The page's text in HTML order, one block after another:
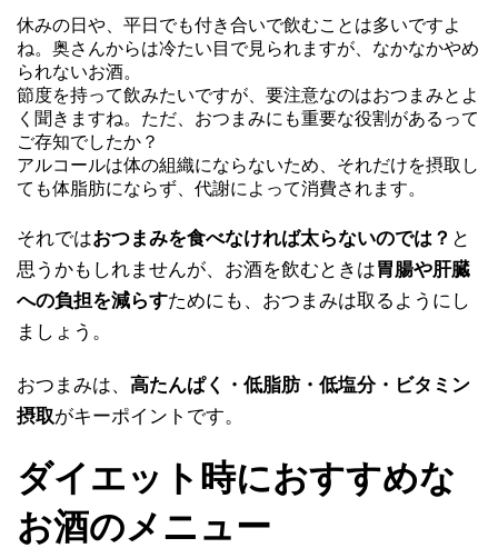
休みの日や、平日でも付き合いで飲むことは多いですよ
ね。奥さんからは冷たい目で見られますが、なかなかやめ
られないお酒。
節度を持って飲みたいですが、要注意なのはおつまみとよ
く聞きますね。ただ、おつまみにも重要な役割があるって
ご存知でしたか？
アルコールは体の組織にならないため、それだけを摂取し
ても体脂肪にならず、代謝によって消費されます。
それではおつまみを食べなければ太らないのでは？ と
思うかもしれませんが、お酒を飲むときは胃腸や肝臓
への負担を減らすためにも、おつまみは取るようにし
ましょう。
おつまみは、 高たんぱく・低脂肪・低塩分・ビタミン
摂取がキーポイントです。
ダイエット時におすすめな
お酒のメニュー